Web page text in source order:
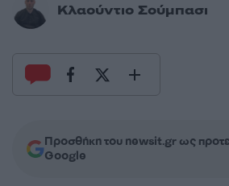
Κλαούντιο Σούμπασι
Προσθήκη του newsit.gr ως
Google